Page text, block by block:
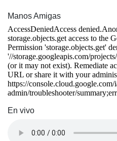
Manos Amigas
En vivo